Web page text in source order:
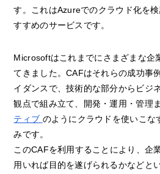
す。これはAzureでのクラウド化を
すすめのサービスです。
Microsoftはこれまでにさまざまな企
てきました。CAFはそれらの成功事
イダンスで、技術的な部分からビジ
観点で組み立て、開発・運用・管理
ティブ のようにクラウドを使いこな
みです。
このCAFを利用することにより、企
用いれば目的を遂げられるかなどと